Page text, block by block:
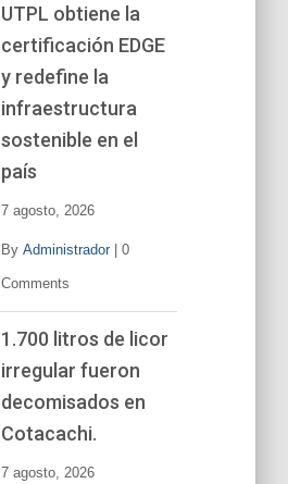
UTPL obtiene la
certificación EDGE
y redefine la
infraestructura
sostenible en el
país
7 agosto, 2026
By Administrador| 0
Comments
1.700 litros de licor
irregular fueron
decomisados en
Cotacachi.
7 agosto, 2026